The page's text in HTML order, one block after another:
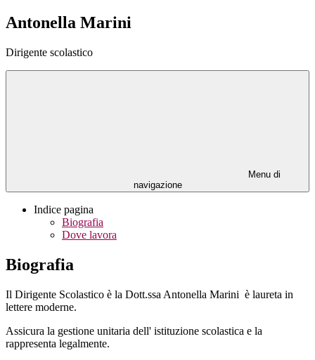
Antonella Marini
Dirigente scolastico
Menu di
navigazione
Indice pagina
Biografia
Dove lavora
Biografia
Il Dirigente Scolastico è la Dott.ssa Antonella Marini è laureta in
lettere moderne.
Assicura la gestione unitaria dell' istituzione scolastica e la
rappresenta legalmente.